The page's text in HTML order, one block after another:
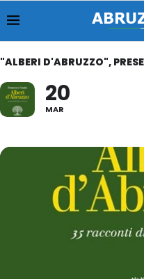
"ALBERI D'ABRUZZO",
20
MAR